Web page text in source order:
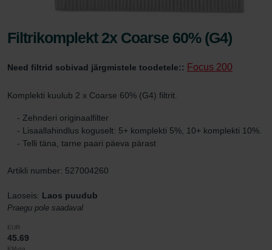
Filtrikomplekt 2x Coarse 60% (G4)
Need filtrid sobivad järgmistele toodetele:: Focus 200
Komplekti kuulub 2 x Coarse 60% (G4) filtrit.
- Zehnderi originaalfilter
- Lisaallahindlus koguselt: 5+ komplekti 5%, 10+ komplekti 10%.
- Telli täna, tarne paari päeva pärast
Artikli number: 527004260
Laoseis: Laos puudub
Praegu pole saadaval
EUR
45.69
KM-ga